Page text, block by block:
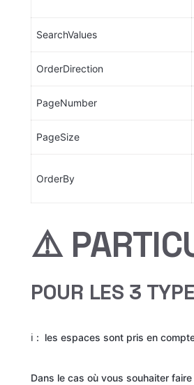
SearchValues
OrderDirection
PageNumber
PageSize
OrderBy
⚠️
POUR LES 3
ℹ️ :  les espaces sont pris en
Dans le cas où vous souhaiter